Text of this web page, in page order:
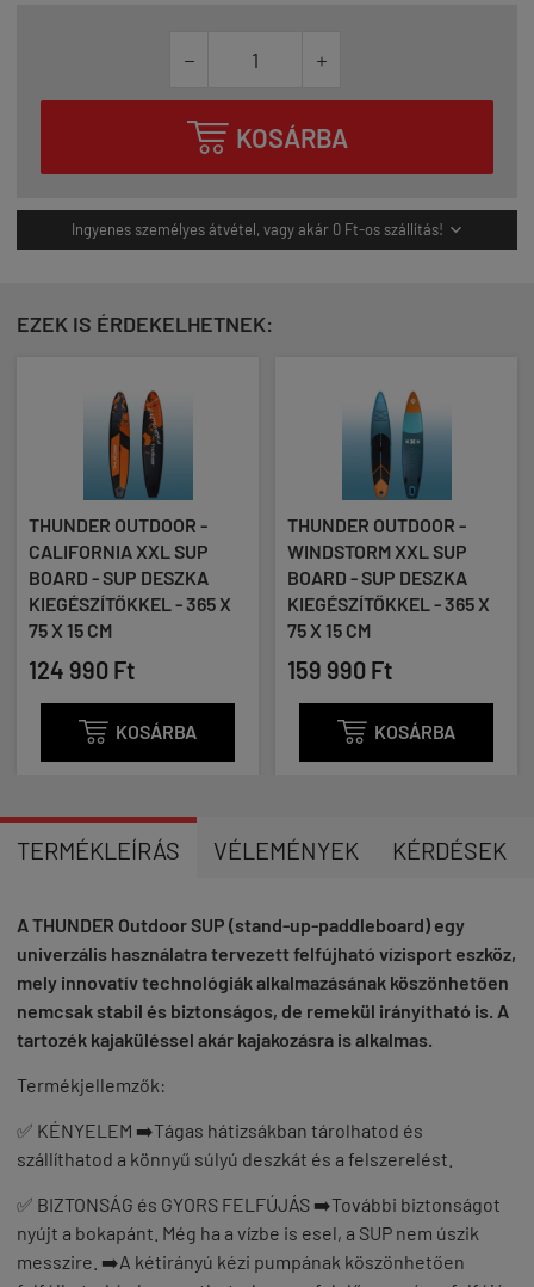
 
 KOSÁRBA
Ingyenes személyes átvétel, vagy akár 0 Ft-os szállítás! 
EZEK IS ÉRDEKELHETNEK:
OUTDOOR -
XXL SUP
DESZKA
- 365 X
KOSÁRBA
THUNDER OUTDOOR -
WINDSTORM XXL SUP
BOARD - SUP DESZKA
KIEGÉSZÍTŐKKEL - 365 X
KOSÁRBA
THUNDER
BOARD -
TERMÉKLEÍRÁS VÉLEMÉNYEK KÉRDÉSEK
A THUNDER Outdoor SUP (stand-up-paddleboard) egy
univerzális használatra tervezett felfújható vízisport eszköz,
mely innovatív technológiák alkalmazásának köszönhetően
nemcsak stabil és biztonságos, de remekül irányítható is. A
tartozék kajaküléssel akár kajakozásra is alkalmas.
Termékjellemzők:
✅ KÉNYELEM ➡️Tágas hátizsákban tárolhatod és
szállíthatod a könnyű súlyú deszkát és a felszerelést.
✅ BIZTONSÁG és GYORS FELFÚJÁS ➡️További biztonságot
nyújt a bokapánt. Még ha a vízbe is esel, a SUP nem úszik
messzire. ➡️A kétirányú kézi pumpának köszönhetően